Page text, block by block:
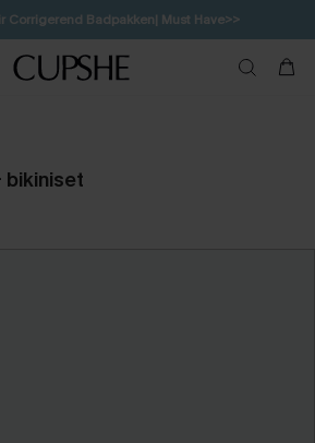
Corrigerend Badpakken| Must Have>>
je & ontvang tot 15% korting>>
krijg 15% korting | CODE: SW15
bikiniset